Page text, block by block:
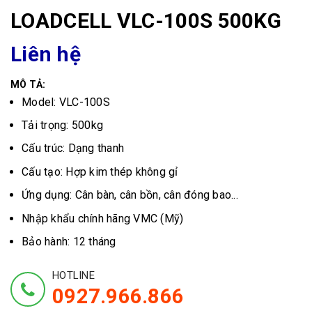
LOADCELL VLC-100S 500KG
Liên hệ
MÔ TẢ:
Model: VLC-100S
Tải trọng: 500kg
Cấu trúc: Dạng thanh
Cấu tạo: Hợp kim thép không gỉ
Ứng dụng: Cân bàn, cân bồn, cân đóng bao...
Nhập khẩu chính hãng VMC (Mỹ)
Bảo hành: 12 tháng
HOTLINE
0927.966.866